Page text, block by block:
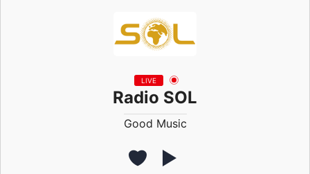
LIVE
Radio SOL
Good Music